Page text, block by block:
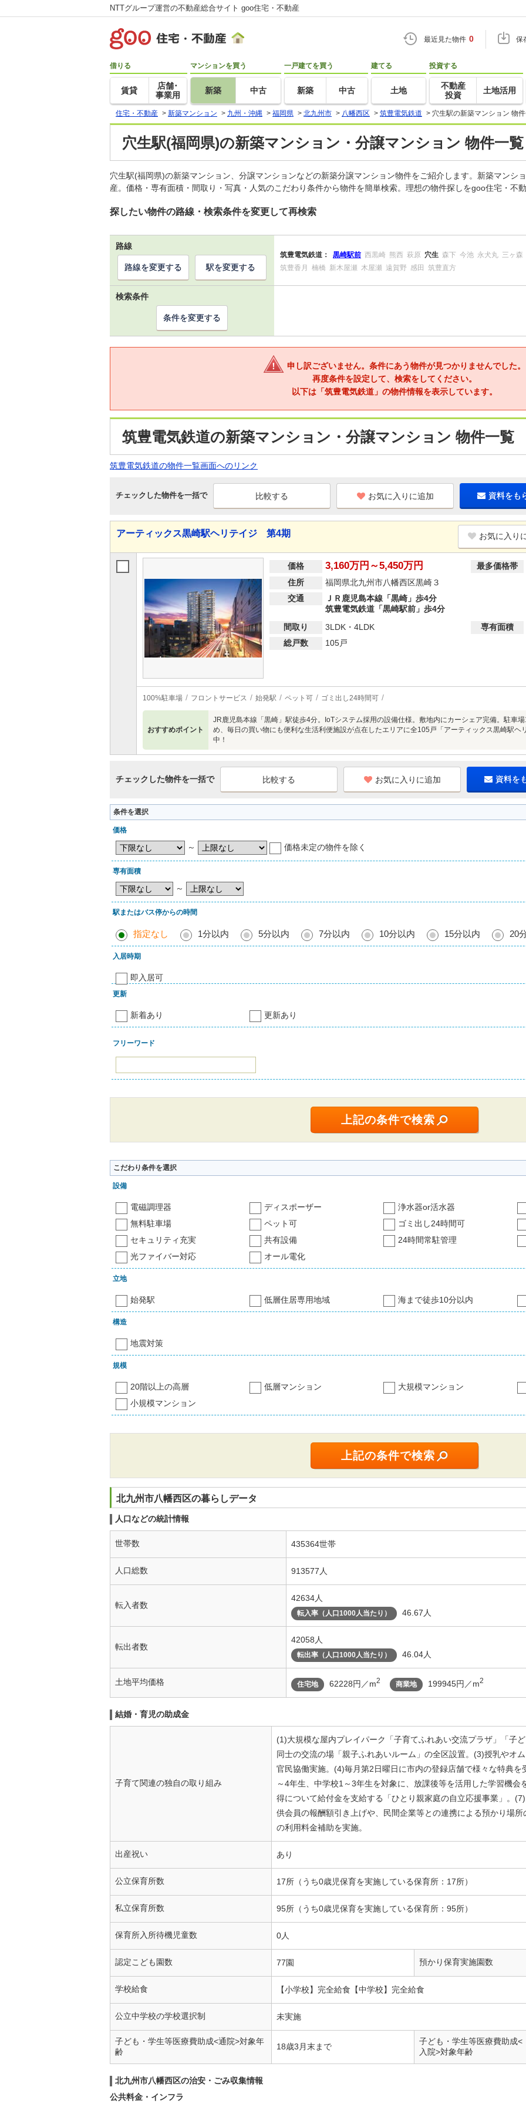
NTTグループ運営の不動産総合サイト goo住宅・不動産
最近見た物件 0 保
借りる
賃貸
店舗･
事業用
マンションを買う
新築 中古
一戸建てを買う
新築 中古
建てる
土地
投資する
不動産
投資
土地活用
住宅・不動産 > 新築マンション > 九州・沖縄 > 福岡県 > 北九州市 > 八幡西区 > 筑豊電気鉄道 > 穴生駅の新築マンション 物
穴生駅(福岡県)の新築マンション・分譲マンション 物件一覧
穴生駅(福岡県)の新築マンション、分譲マンションなどの新築分譲マンション物件をご紹介します。新築マンシ
産。価格・専有面積・間取り・写真・人気のこだわり条件から物件を簡単検索。理想の物件探しをgoo住宅・不
探したい物件の路線・検索条件を変更して再検索
路線
筑豊電気鉄道： 黒崎駅前 西黒崎 熊西 萩原 穴生 森下 今池 永犬丸 三ヶ森
筑豊香月
楠橋 新木屋瀬 木屋瀬 遠賀野 感田 筑豊直方
路線を変更する 駅を変更する
検索条件
条件を変更する
申し訳ございません。条件にあう物件が見つかりませんでした。
再度条件を設定して、検索をしてください。
以下は「筑豊電気鉄道」の物件情報を表示しています。
筑豊電気鉄道の新築マンション・分譲マンション 物件一覧
筑豊電気鉄道の物件一覧画面へのリンク
チェックした物件を一括で お気に入りに追加 資料をも
アーティックス黒崎駅ヘリテイジ 第4期 お気に入り
価格 3,160万円～5,450万円
最多価格帯
住所
福岡県北九州市八幡西区黒崎３
交通
ＪＲ鹿児島本線「黒崎」歩4分
筑豊電気鉄道「黒崎駅前」歩4分
間取り
3LDK・4LDK
専有面積
総戸数
105戸
100%駐車場 フロントサービス 始発駅 ペット可 ゴミ出し24時間可
おすすめポイント
JR鹿児島本線「黒崎」駅徒歩4分。IoTシステム採用の設備仕様。敷地内にカーシェア完備。駐車
め、毎日の買い物にも便利な生活利便施設が点在したエリアに全105戸「アーティックス黒崎駅ヘ
中！
チェックした物件を一括で お気に入りに追加 資料を
条件を選択
価格
～ 価格未定の物件を除く
専有面積
～
駅またはバス停からの時間
指定なし 1分以内 5分以内 7分以内 10分以内 15分以内 20
入居時期
即入居可
更新
新着あり 更新あり
フリーワード
こだわり条件を選択
設備
電磁調理器 ディスポーザー
浄水器or活水器
無料駐車場
ペット可
ゴミ出し24時間可
セキュリティ充実
共有設備
24時間常駐管理
光ファイバー対応
オール電化
立地
始発駅 低層住居専用地域 海まで徒歩10分以内
構造
地震対策
規模
20階以上の高層 低層マンション
大規模マンション
小規模マンション
北九州市八幡西区の暮らしデータ
人口などの統計情報
世帯数 435364世帯
人口総数 913577人
転入者数
42634人
転入率（人口1000人当たり） 46.67人
転出者数
42058人
転出率（人口1000人当たり） 46.04人
土地平均価格 住宅地 62228円／m2 商業地 199945円／m2
結婚・育児の助成金
子育て関連の独自の取り組み
(1)大規模な屋内プレイパーク「子育てふれあい交流プラザ」「子
同士の交流の場「親子ふれあいルーム」の全区設置。(3)授乳やオ
官民協働実施。(4)毎月第2日曜日に市内の登録店舗で様々な特典
～4年生、中学校1～3年生を対象に、放課後等を活用した学習機
得について給付金を支給する「ひとり親家庭の自立応援事業」。
供会員の報酬額引き上げや、民間企業等との連携による預かり場
の利用料金補助を実施。
出産祝い あり
公立保育所数 17所（うち0歳児保育を実施している保育所：17所）
私立保育所数 95所（うち0歳児保育を実施している保育所：95所）
保育所入所待機児童数 0人
認定こども園数 77園 預かり保育実施園数
学校給食 【小学校】完全給食【中学校】完全給食
公立中学校の学校選択制 未実施
子ども・学生等医療費助成<通院>対象年
齢
18歳3月末まで
子ども・学生等医療費助成<
入院>対象年齢
北九州市八幡西区の治安・ごみ収集情報
公共料金・インフラ